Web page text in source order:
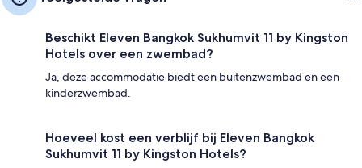
Beschikt Eleven Bangkok Sukhumvit 11 by Kingston
Hotels over een zwembad?
Ja, deze accommodatie biedt een buitenzwembad en een
kinderzwembad.
Hoeveel kost een verblijf bij Eleven Bangkok
Sukhumvit 11 by Kingston Hotels?